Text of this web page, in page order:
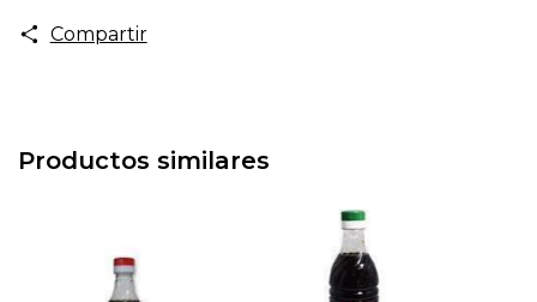
Compartir
Productos similares